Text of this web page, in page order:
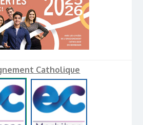
Catholique